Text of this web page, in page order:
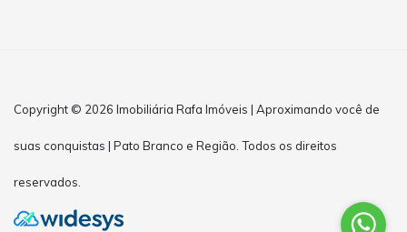
Copyright © 2026 Imobiliária Rafa Imóveis | Aproximando você de
suas conquistas | Pato Branco e Região. Todos os direitos
reservados.